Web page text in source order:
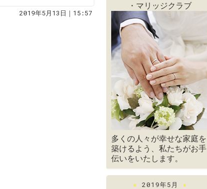
2019年5月13日｜15:57
・マリッジクラブ
多くの人々が幸せな家庭を
築けるよう、私たちがお手
伝いをいたします。
« 2019年5月
»